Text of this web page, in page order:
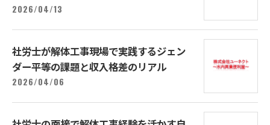
2026/04/13
社労士が解体工事現場で実践するジェン
ダー平等の課題と収入格差のリアル
2026/04/06